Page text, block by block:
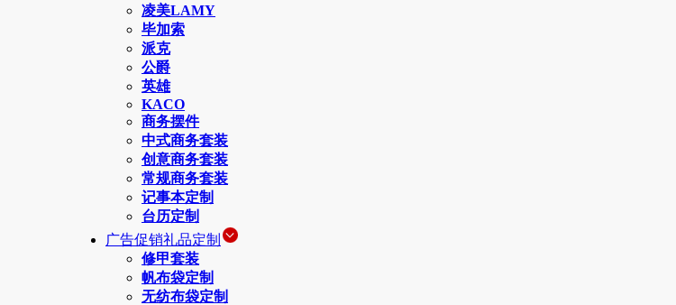
凌美LAMY
毕加索
派克
公爵
英雄
KACO
商务摆件
中式商务套装
创意商务套装
常规商务套装
记事本定制
台历定制
广告促销礼品定制
修甲套装
帆布袋定制
无纺布袋定制